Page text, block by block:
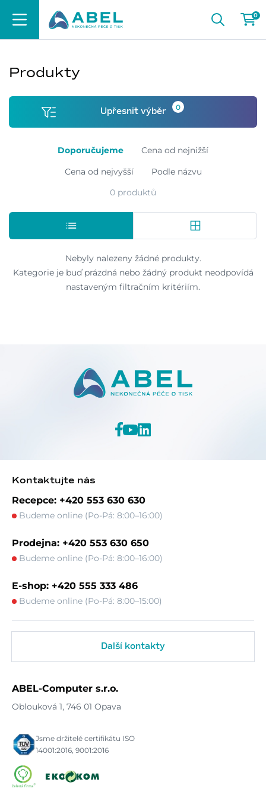
0
Produkty
Upřesnit výběr 0
Doporučujeme
Cena od nejnižší
Cena od nejvyšší
Podle názvu
0 produktů
Nebyly nalezeny žádné produkty.
Kategorie je buď prázdná nebo žádný produkt neodpovídá
nastaveným filtračním kritériím.
Kontaktujte nás
Recepce: +420 553 630 630
Budeme online (Po-Pá: 8:00–16:00)
Prodejna: +420 553 630 650
Budeme online (Po-Pá: 8:00–16:00)
E-shop: +420 555 333 486
Budeme online (Po-Pá: 8:00–15:00)
Další kontakty
ABEL-Computer s.r.o.
Oblouková 1, 746 01 Opava
Jsme držitelé certifikátu ISO
14001:2016, 9001:2016